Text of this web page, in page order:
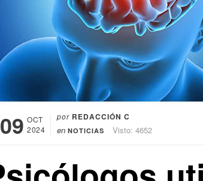
09 OCT
2024
por REDACCIÓN C
en NOTICIAS Visto: 4652